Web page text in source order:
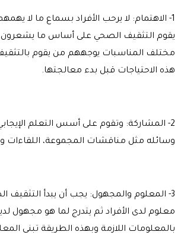
1- الاهتمام: لا يرحب الأفراد بسماع ما لا
يقوم التثقيف الصحي على أساس ما يشعرون
مختلف المناسبات يوجههم من يقوم
هذه الاحتياجات قبل بدء معالجتها.
2- المشاركة: وتقوم على أسس التعلم
وسائله مثل مناقشات المجموعة، اللقاءات
3- المعلوم والمجهول: يجب أن يبدأ التثقيف
معلوم لدى الأفراد ثم يتدرج لما هو مجهول
بالمعلومات اللازمة وبهذه الطريقة تبنى